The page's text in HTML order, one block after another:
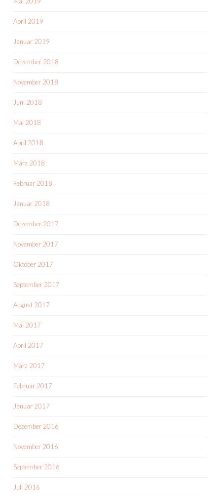
April 2019
Januar 2019
Dezember 2018
November 2018
Juni 2018
Mai 2018
April 2018
März 2018
Februar 2018
Januar 2018
Dezember 2017
November 2017
Oktober 2017
September 2017
August 2017
Mai 2017
April 2017
März 2017
Februar 2017
Januar 2017
Dezember 2016
November 2016
September 2016
Juli 2016